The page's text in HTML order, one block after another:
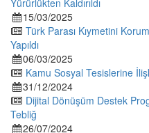
Yürürlükten Kaldırıldı
15/03/2025
Türk Parası Kıymetini
Yapıldı
06/03/2025
Kamu Sosyal Tesislerine
31/12/2024
Dijital Dönüşüm Destek
Tebliğ
26/07/2024